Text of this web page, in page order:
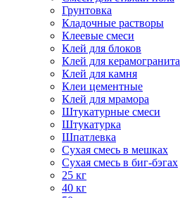
Грунтовка
Кладочные растворы
Клеевые смеси
Клей для блоков
Клей для керамогранита
Клей для камня
Клеи цементные
Клей для мрамора
Штукатурные смеси
Штукатурка
Шпатлевка
Сухая смесь в мешках
Сухая смесь в биг-бэгах
25 кг
40 кг